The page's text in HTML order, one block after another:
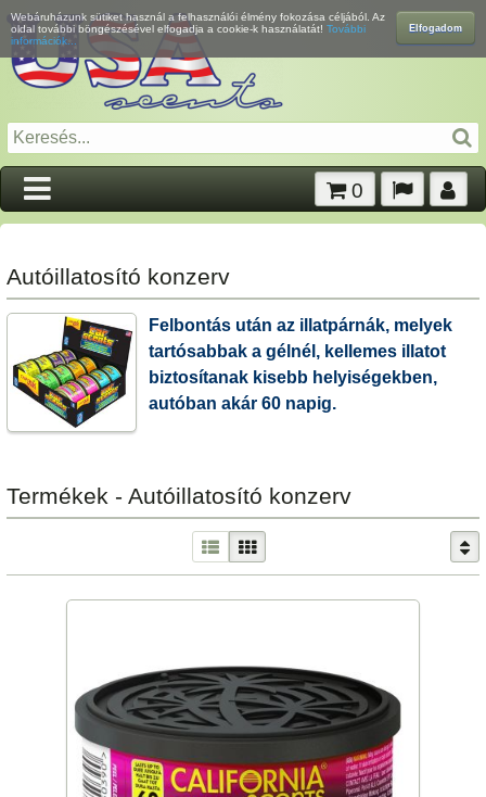
Elfogadom
Webáruházunk sütiket használ a felhasználói élmény fokozása céljából. Az
oldal további böngészésével elfogadja a cookie-k használatát! További
információk...
0
Autóillatosító konzerv
Felbontás után az illatpárnák, melyek
tartósabbak a gélnél, kellemes illatot
biztosítanak kisebb helyiségekben,
autóban akár 60 napig.
Termékek - Autóillatosító konzerv